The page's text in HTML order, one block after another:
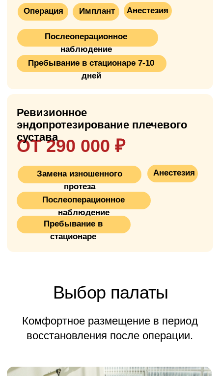
это хирургическая операция по замене
повреждённого плечевого сустава на
искусственный протез. Плечевой сустав —
самый подвижный сустав в теле человека,
состоящий из головки плечевой кости
(выпуклая часть, как шар) и впадины
лопатки (вогнутая часть, как гнездо). Во
время операции хирург удаляет
повреждённый хрящ и костные наросты, а
протез, который восстанавливает
нормальное движение и функцию руки.
Протез состоит из металлической ножки
(обычно титановой), которая вставляется в
протеза (металл, керамика или их
сочетание), которая входит в контакт с
впадиной лопатки или специальной
керамической/пластиковой чашкой при
тотальном протезировании.
Это менее распространённая операция,
чем замена коленного или тазобедренного
клиники и хирурга результаты отличные: